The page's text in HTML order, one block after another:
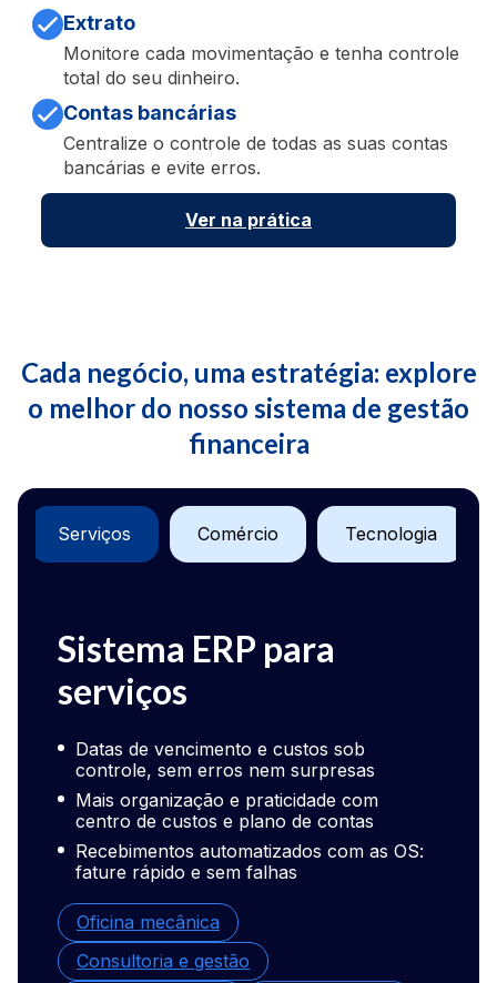
Extrato
Monitore cada movimentação e tenha controle
total do seu dinheiro.
Contas bancárias
Centralize o controle de todas as suas contas
bancárias e evite erros.
Ver na prática
Cada negócio, uma estratégia: explore
o melhor do nosso sistema de gestão
financeira
Serviços Comércio Tecnologia
Sistema ERP para
serviços
Datas de vencimento e custos sob
controle, sem erros nem surpresas
Mais organização e praticidade com
centro de custos e plano de contas
Recebimentos automatizados com as OS:
fature rápido e sem falhas
Oficina mecânica
Consultoria e gestão